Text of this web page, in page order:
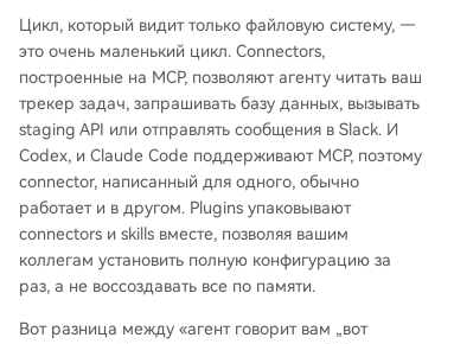
Цикл, который видит только файловую систему, —
это очень маленький цикл. Connectors,
построенные на MCP, позволяют агенту читать ваш
трекер задач, запрашивать базу данных, вызывать
staging API или отправлять сообщения в Slack. И
Codex, и Claude Code поддерживают MCP, поэтому
connector, написанный для одного, обычно
работает и в другом. Plugins упаковывают
connectors и skills вместе, позволяя вашим
коллегам установить полную конфигурацию за
раз, а не воссоздавать все по памяти.
Вот разница между «агент говорит вам „вот